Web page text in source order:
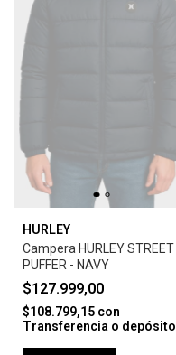
HURLEY
Campera HURLEY STREET
PUFFER - NAVY
$127.999,00
$108.799,15 con
Transferencia o depósito